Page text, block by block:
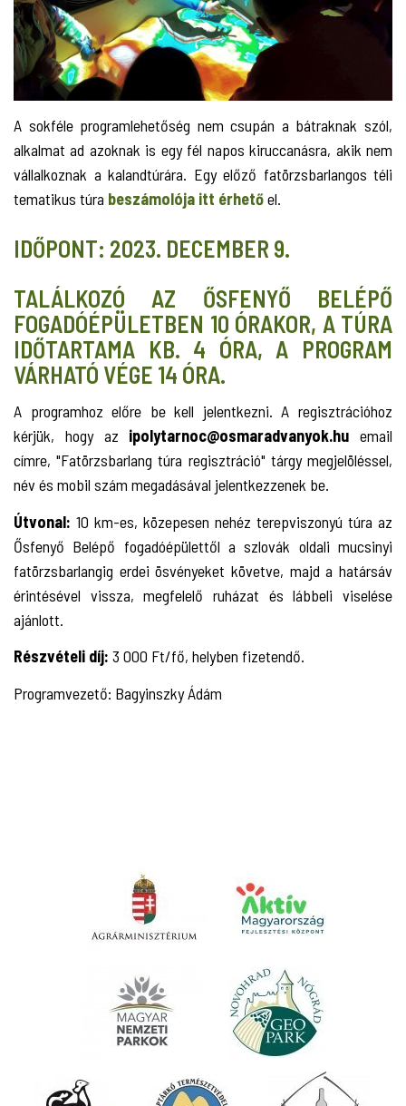
A sokféle programlehetőség nem csupán a bátraknak szól,
alkalmat ad azoknak is egy fél napos kiruccanásra, akik nem
vállalkoznak a kalandtúrára. Egy előző fatörzsbarlangos téli
tematikus túra beszámolója itt érhetőel.
IDŐPONT: 2023. DECEMBER 9.
TALÁLKOZÓ AZ ŐSFENYŐ BELÉPŐ
FOGADÓÉPÜLETBEN 10 ÓRAKOR, A TÚRA
IDŐTARTAMA KB. 4 ÓRA, A PROGRAM
VÁRHATÓ VÉGE 14 ÓRA.
A programhoz előre be kell jelentkezni. A regisztrációhoz
kérjük, hogy az ipolytarnoc@osmaradvanyok.hu email
címre, "Fatörzsbarlang túra regisztráció" tárgy megjelöléssel,
név és mobil szám megadásával jelentkezzenek be.
Útvonal: 10 km-es, közepesen nehéz terepviszonyú túra az
Ősfenyő Belépő fogadóépülettől a szlovák oldali mucsinyi
fatörzsbarlangig erdei ösvényeket követve, majd a határsáv
érintésével vissza, megfelelő ruházat és lábbeli viselése
ajánlott.
Részvételi díj: 3 000 Ft/fő, helyben fizetendő.
Programvezető: Bagyinszky Ádám